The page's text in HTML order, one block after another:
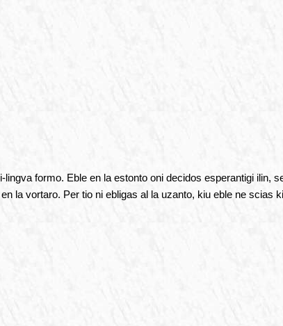
formo. Eble en la estonto oni decidos esperantigi ilin,
la vortaro. Per tio ni ebligas al la uzanto, kiu eble ne scias